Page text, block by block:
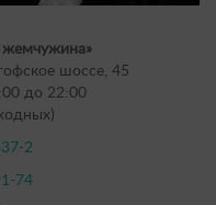
жемчужина»
шоссе, 45
до 22:00
2
74